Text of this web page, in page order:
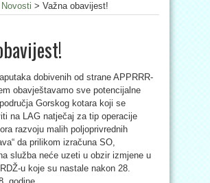
Novosti > Važna obavijest!
dobivenih od strane APPRRR-
obavještavamo sve potencijalne
Gorskog kotara koji se
na LAG natječaj za tip operacije
razvoju malih poljoprivrednih
da prilikom izračuna SO,
služba neće uzeti u obzir izmjene u
u koje su nastale nakon 28.